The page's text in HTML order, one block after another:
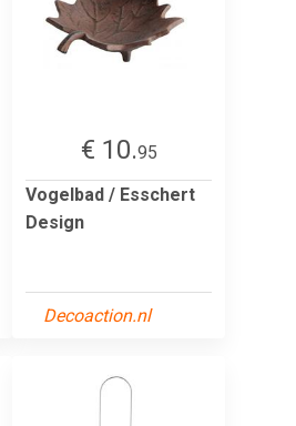
€ 10.95
Vogelbad / Esschert
Design
Decoaction.nl